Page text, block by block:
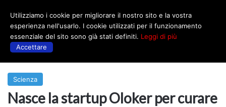
Scienza
Nasce la startup Oloker per curare
Utilizziamo i cookie per migliorare il nostro sito e la vostra
esperienza nell'usarlo. I cookie utilizzati per il funzionamento
essenziale del sito sono già stati definiti. Leggi di più
Accettare